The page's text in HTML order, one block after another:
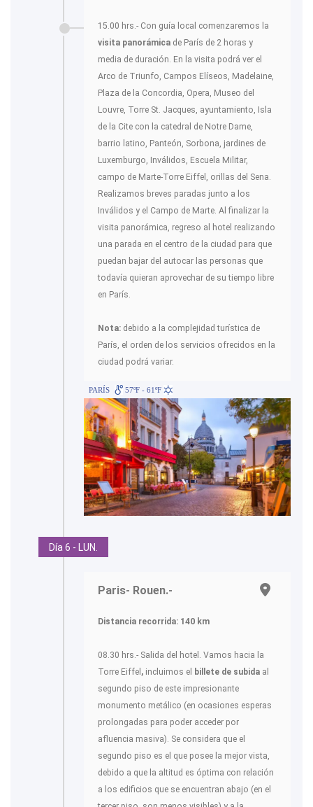
15.00 hrs.- Con guía local comenzaremos la
visita panorámica de París de 2 horas y
media de duración. En la visita podrá ver el
Arco de Triunfo, Campos Elíseos, Madelaine,
Plaza de la Concordia, Opera, Museo del
Louvre, Torre St. Jacques, ayuntamiento, Isla
de la Cite con la catedral de Notre Dame,
barrio latino, Panteón, Sorbona, jardines de
Luxemburgo, Inválidos, Escuela Militar,
campo de Marte-Torre Eiffel, orillas del Sena.
Realizamos breves paradas junto a los
Inválidos y el Campo de Marte. Al finalizar la
visita panorámica, regreso al hotel realizando
una parada en el centro de la ciudad para que
puedan bajar del autocar las personas que
todavía quieran aprovechar de su tiempo libre
en París.
Nota: debido a la complejidad turística de
París, el orden de los servicios ofrecidos en la
ciudad podrá variar.
PARÍS 57ºF - 61ºF
Día 6 - LUN.
Paris- Rouen.-
Distancia recorrida: 140 km
08.30 hrs.- Salida del hotel. Vamos hacia la
Torre Eiffel , incluimos el billete de subida al
segundo piso de este impresionante
monumento metálico (en ocasiones esperas
prolongadas para poder acceder por
afluencia masiva). Se considera que el
segundo piso es el que posee la mejor vista,
debido a que la altitud es óptima con relación
a los edificios que se encuentran abajo (en el